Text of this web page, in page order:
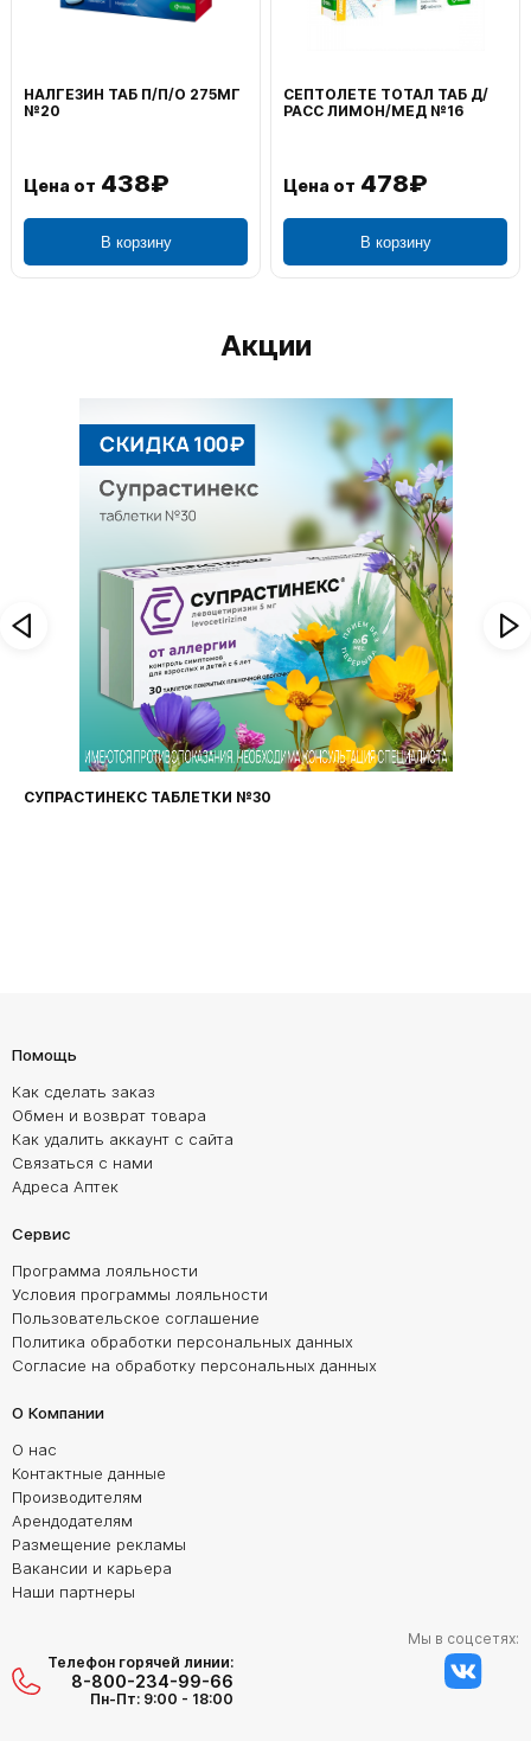
НАЛГЕЗИН ТАБ П/П/О 275МГ
№20
Цена от 438₽
В корзину
СЕПТОЛЕТЕ ТОТАЛ ТАБ Д/
РАСС ЛИМОН/МЕД №16
Цена от 478₽
В корзину
Акции
СУПРАСТИНЕКС ТАБЛЕТКИ №30
Помощь
Как сделать заказ
Обмен и возврат товара
Как удалить аккаунт с сайта
Связаться с нами
Адреса Аптек
Сервис
Программа лояльности
Условия программы лояльности
Пользовательское соглашение
Политика обработки персональных данных
Согласие на обработку персональных данных
О Компании
О нас
Контактные данные
Производителям
Арендодателям
Размещение рекламы
Вакансии и карьера
Наши партнеры
Телефон горячей линии:
8-800-234-99-66
Пн-Пт: 9:00 - 18:00
Мы в соцсетях: